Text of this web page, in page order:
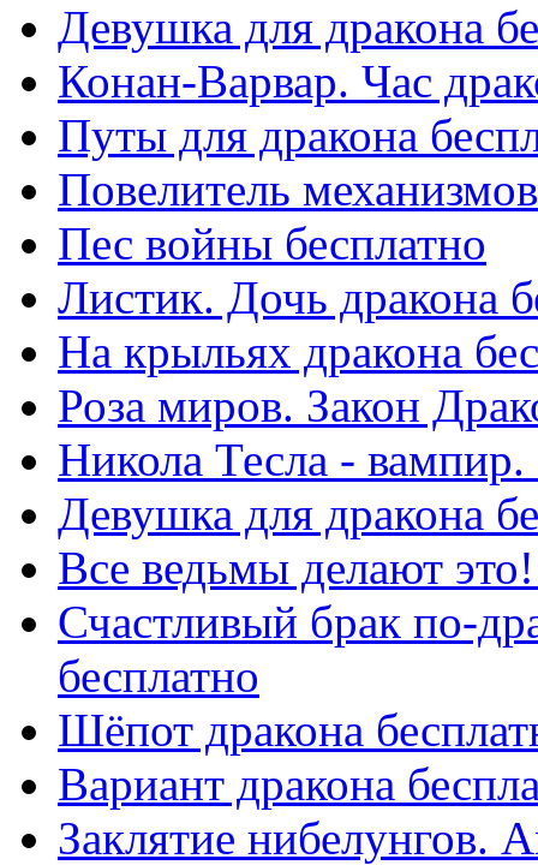
Девушка для дракона
Конан-Варвар. Час
Путы для дракона
Повелитель
Пес войны бесплатно
Листик. Дочь дракона
На крыльях дракона
Роза миров. Закон
Никола Тесла -
Девушка для дракона
Все ведьмы делают
Счастливый брак по-
бесплатно
Шёпот дракона
Вариант дракона
Заклятие нибелунгов.